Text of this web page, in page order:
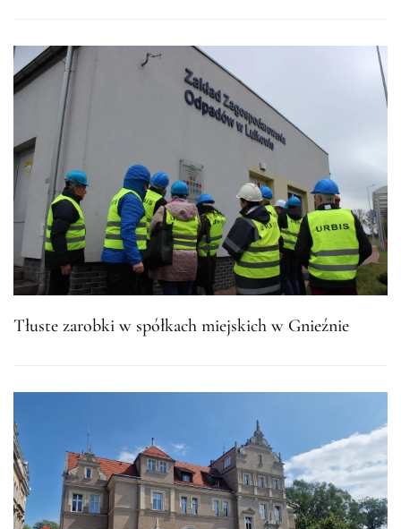
Tłuste zarobki w spółkach miejskich w Gnieźnie